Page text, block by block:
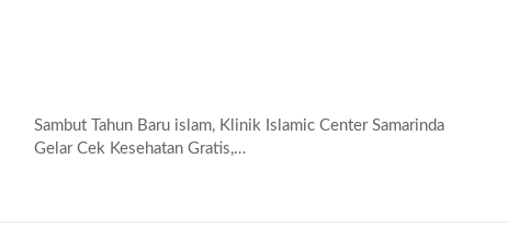
Sambut Tahun Baru islam, Klinik Islamic Center Samarinda
Gelar Cek Kesehatan Gratis,…